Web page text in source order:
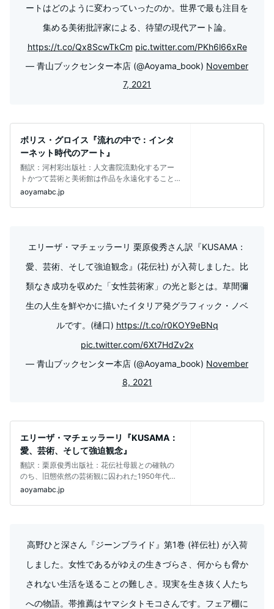
ートはどのように変わっていったのか。世界で最も注目を
集める美術批評家による、待望の現代アート論。
https://t.co/Qx8ScwTkCm pic.twitter.com/PKh6l66xRe
— 青山ブックセンター本店 (@Aoyama_book) November
7, 2021
ボリス・グロイス『流れの中で：インタ
ーネット時代のアート』
翻訳：河村彩出版社：人文書院流動化するアー
トかつて芸術と美術館は作品を永遠化すること
を志向した。しかし現代では、デジタル化
aoyamabc.jp
エリーザ・マチェッラーリ 栗原俊秀さん訳『KUSAMA：
愛、芸術、そして強迫観念』(花伝社) が入荷しました。比
類なき成功を収めた「女性芸術家」の光と影とは。草間彌
生の人生を鮮やかに描いたイタリア発グラフィック・ノベ
ルです。(樋口) https://t.co/r0KOY9eBNq
pic.twitter.com/6Xt7HdZv2x
— 青山ブックセンター本店 (@Aoyama_book) November
8, 2021
エリーザ・マチェッラーリ『KUSAMA：
愛、芸術、そして強迫観念』
翻訳：栗原俊秀出版社：花伝社母親との確執の
のち、旧態依然の芸術観に囚われた1950年代の
日本を飛び出し、単身アメリカに渡っ
aoyamabc.jp
高野ひと深さん『ジーンブライド』第1巻 (祥伝社) が入荷
しました。女性であるがゆえの生きづらさ、何からも脅か
されない生活を送ることの難しさ。現実を生き抜く人たち
への物語。帯推薦はヤマシタトモコさんです。フェア棚に